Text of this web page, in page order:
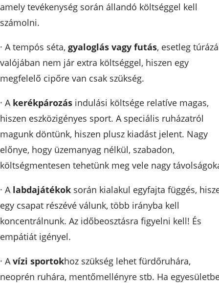
amely tevékenység során állandó költséggel kell
számolni.
· A tempós séta, gyaloglás vagy futás, esetleg
valójában nem jár extra költséggel, hiszen egy
megfelelő cipőre van csak szükség.
· A kerékpározás indulási költsége relatíve magas,
hiszen eszközigényes sport. A speciális ruházatról
magunk döntünk, hiszen plusz kiadást jelent. Nagy
előnye, hogy üzemanyag nélkül, szabadon,
költségmentesen tehetünk meg vele nagy
· A labdajátékok során kialakul egyfajta függés,
egy csapat részévé válunk, több irányba kell
koncentrálnunk. Az időbeosztásra figyelni kell! És
empátiát igényel.
· A vízi sportokhoz szükség lehet fürdőruhára,
neoprén ruhára, mentőmellényre stb. Ha